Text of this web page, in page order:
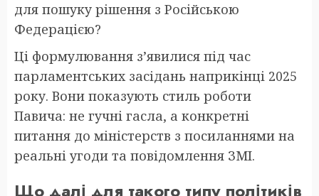
для пошуку рішення з Російською
Федерацією?
Ці формулювання з’явилися під час
парламентських засідань наприкінці 2025
року. Вони показують стиль роботи
Павича: не гучні гасла, а конкретні
питання до міністерств з посиланнями на
реальні угоди та повідомлення ЗМІ.
Що далі для такого типу політиків